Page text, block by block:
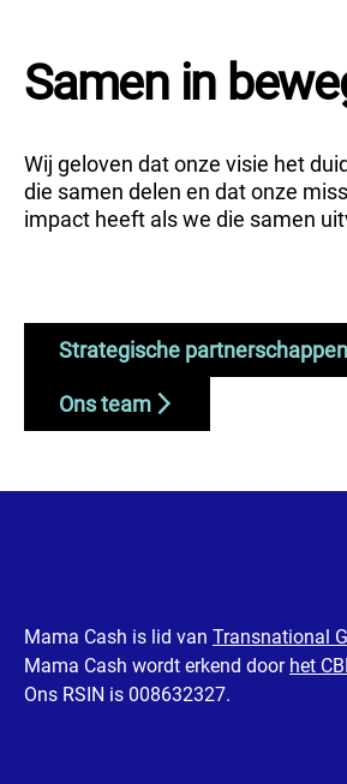
Samen in
Wij geloven dat onze visie het
die samen delen en dat onze
impact heeft als we die samen
Strategische partnerschappen
Ons team
Mama Cash is lid van Transnational
Mama Cash wordt erkend door het
Ons RSIN is 008632327.